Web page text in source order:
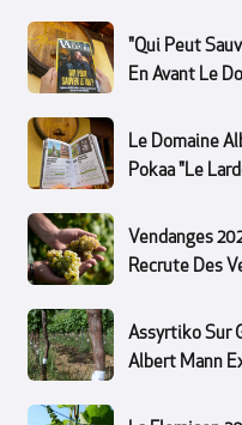
"Qui Peut
En Avant Le
Le Domaine
Pokaa "Le
Vendanges
Recrute Des
Assyrtiko Sur
Albert Mann